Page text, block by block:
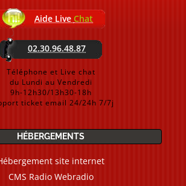
Aide Live Chat
02.30.96.48.87
Téléphone et Live chat
du Lundi au Vendredi
9h-12h30/13h30-18h
ticket email 24/24h 7/7j
HÉBERGEMENTS
site internet
CMS Radio Webradio